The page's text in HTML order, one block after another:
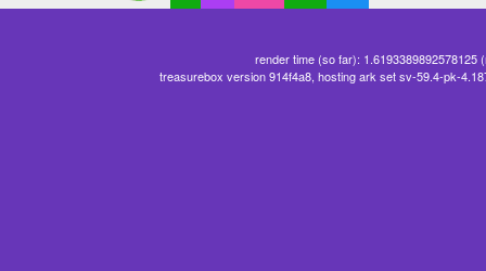
render time (so far): 1.6193389892578125
treasurebox version 914f4a8, hosting ark set sv-59.4-pk-